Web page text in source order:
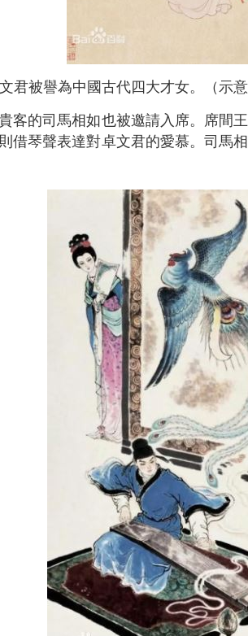
君被譽為中國古代四大才女。（示意
客的司馬相如也被邀請入席。席間
借琴聲表達對卓文君的愛慕。司馬